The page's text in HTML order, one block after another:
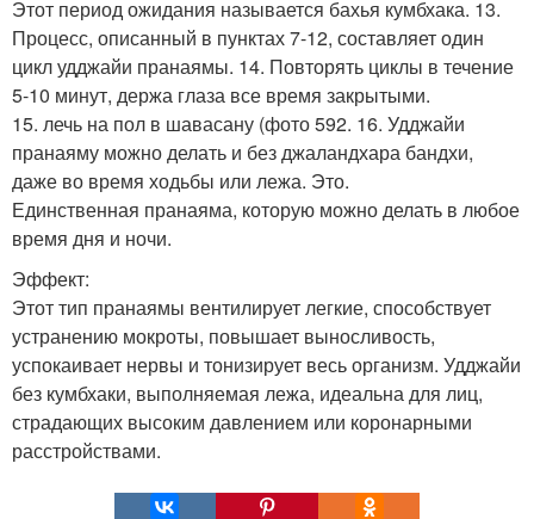
Этот период ожидания называется бахья кумбхака. 13.
Процесс, описанный в пунктах 7-12, составляет один
цикл удджайи пранаямы. 14. Повторять циклы в течение
5-10 минут, держа глаза все время закрытыми.
15. лечь на пол в шавасану (фото 592. 16. Удджайи
пранаяму можно делать и без джаландхара бандхи,
даже во время ходьбы или лежа. Это.
Единственная пранаяма, которую можно делать в любое
время дня и ночи.
Эффект:
Этот тип пранаямы вентилирует легкие, способствует
устранению мокроты, повышает выносливость,
успокаивает нервы и тонизирует весь организм. Удджайи
без кумбхаки, выполняемая лежа, идеальна для лиц,
страдающих высоким давлением или коронарными
расстройствами.